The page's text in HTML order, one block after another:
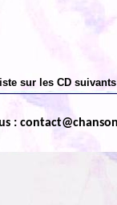
sur les CD
: